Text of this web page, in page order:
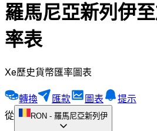
羅馬尼亞新列伊
率表
Xe歷史貨幣匯率圖表
轉換 匯款 圖表
提示
從
RON - 羅馬尼亞新列伊